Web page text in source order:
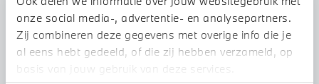
onze social media-, advertentie- en analysepartners.
Zij combineren deze gegevens met overige info die je
al eens hebt gedeeld, of die zij hebben verzameld, op
basis van jouw gebruik van deze services.
Uw auto inruilen?